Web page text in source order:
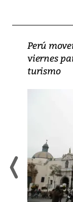
Perú
viernes
turismo